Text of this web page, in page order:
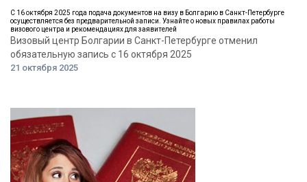
С 16 октября 2025 года подача документов на визу в Болгарию в Санкт-Петербурге
осуществляется без предварительной записи. Узнайте о новых правилах работы
визового центра и рекомендациях для заявителей
Визовый центр Болгарии в Санкт-Петербурге отменил
обязательную запись с 16 октября 2025
21 октября 2025